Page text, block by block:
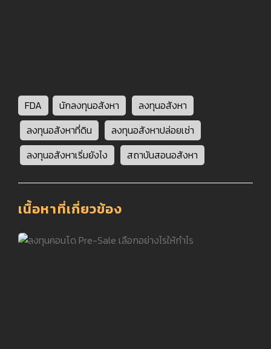
FDA นักลงทุนอสังหา
ลงทุนอสังหา
ลงทุนอสังหาที่ดิน
ลงทุนอสังหาปล่อยเช่า
ลงทุนอสังหาเริ่มยังไง
สถาบันสอนอสังหา
เนื้อหาที่เกี่ยวข้อง